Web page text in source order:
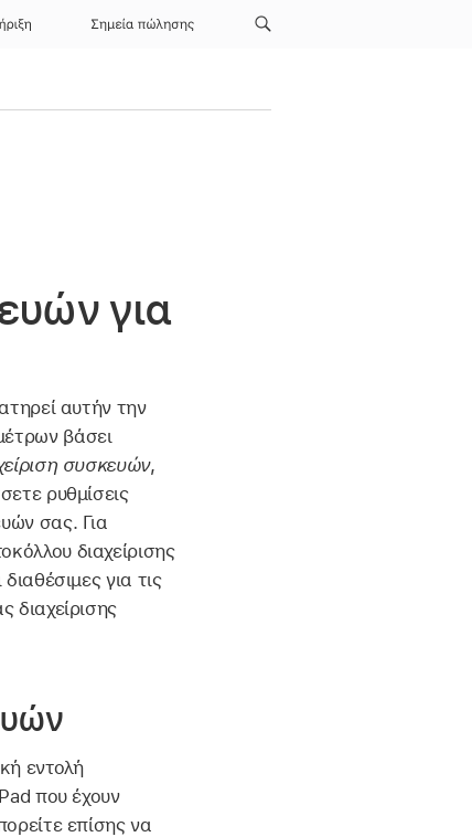
Σημεία πώλησης
για
αυτήν την
βάσει
συσκευών,
ρυθμίσεις
σας. Για
διαχείρισης
για τις
διαχείρισης
εντολή
που έχουν
επίσης να